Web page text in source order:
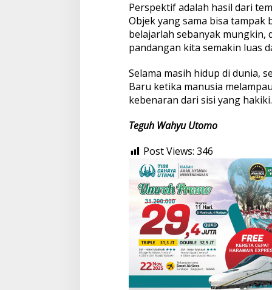
Perspektif adalah hasil dari
Objek yang sama bisa tampak
belajarlah sebanyak mungkin,
pandangan kita semakin luas
Selama masih hidup di dunia,
Baru ketika manusia
kebenaran dari sisi yang hakiki.
Teguh Wahyu Utomo
Post Views: 346